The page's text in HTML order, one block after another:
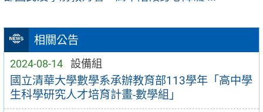
相關公告
2024-08-14 設備組
國立清華大學數學系承辦教育部113學年「高中學
生科學研究人才培育計畫-數學組」